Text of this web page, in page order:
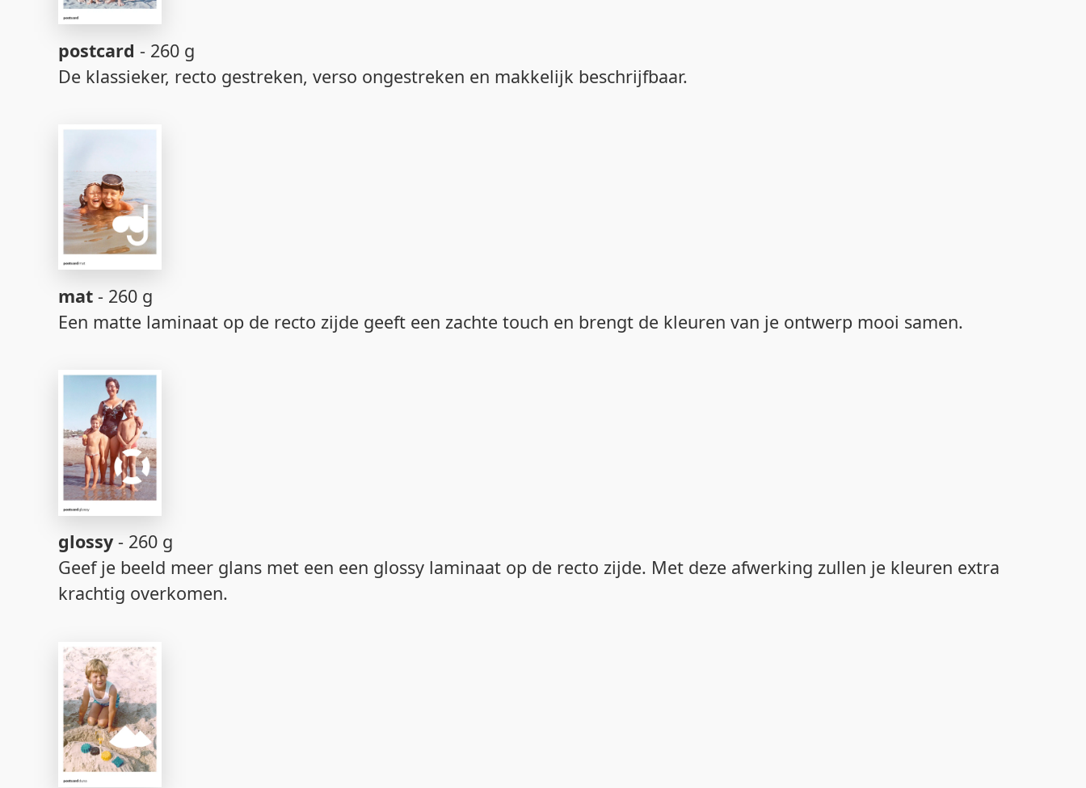
postcard - 260 g
De klassieker, recto gestreken, verso ongestreken en makkelijk beschrijfbaar.
mat - 260 g
Een matte laminaat op de recto zijde geeft een zachte touch en brengt de kleuren van je ontwerp mooi samen.
glossy- 260 g
Geef je beeld meer glans met een een glossy laminaat op de recto zijde. Met deze afwerking zullen je kleuren extra
krachtig overkomen.